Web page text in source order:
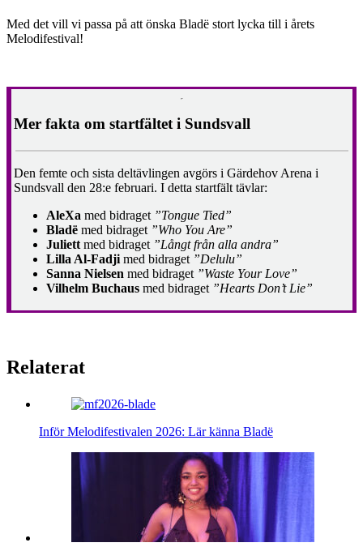
Med det vill vi passa på att önska Bladë stort lycka till i årets
Melodifestival!
Mer fakta om startfältet i Sundsvall
Den femte och sista deltävlingen avgörs i Gärdehov Arena i
Sundsvall den 28:e februari. I detta startfält tävlar:
AleXa med bidraget ”Tongue Tied”
Bladë med bidraget ”Who You Are”
Juliett med bidraget ”Långt från alla andra”
Lilla Al-Fadji med bidraget ”Delulu”
Sanna Nielsen med bidraget ”Waste Your Love”
Vilhelm Buchaus med bidraget ”Hearts Don’t Lie”
Relaterat
Inför Melodifestivalen 2026: Lär känna Bladë